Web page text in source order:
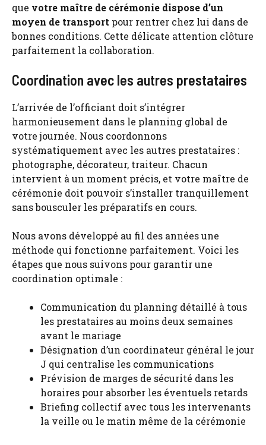
que votre maître de cérémonie dispose d’un
moyen de transport pour rentrer chez lui dans de
bonnes conditions. Cette délicate attention clôture
parfaitement la collaboration.
Coordination avec les autres prestataires
L’arrivée de l’officiant doit s’intégrer
harmonieusement dans le planning global de
votre journée. Nous coordonnons
systématiquement avec les autres prestataires :
photographe, décorateur, traiteur. Chacun
intervient à un moment précis, et votre maître de
cérémonie doit pouvoir s’installer tranquillement
sans bousculer les préparatifs en cours.
Nous avons développé au fil des années une
méthode qui fonctionne parfaitement. Voici les
étapes que nous suivons pour garantir une
coordination optimale :
Communication du planning détaillé à tous
les prestataires au moins deux semaines
avant le mariage
Désignation d’un coordinateur général le jour
J qui centralise les communications
Prévision de marges de sécurité dans les
horaires pour absorber les éventuels retards
Briefing collectif avec tous les intervenants
la veille ou le matin même de la cérémonie